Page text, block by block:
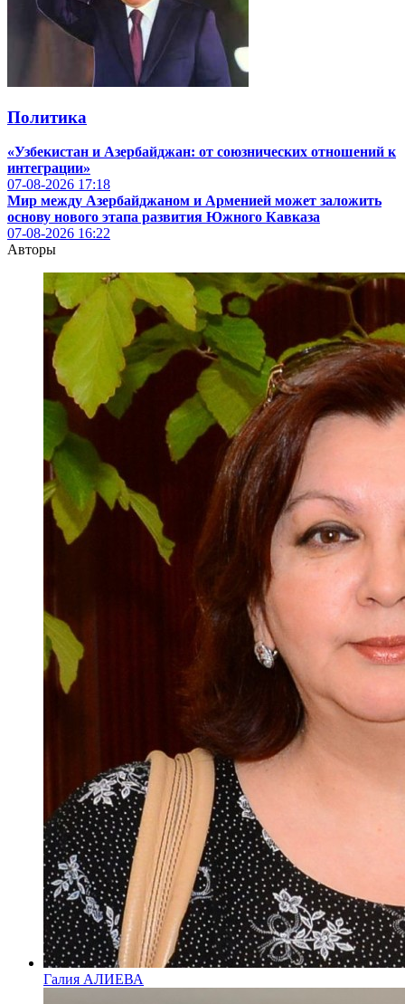
Политика
«Узбекистан и Азербайджан: от союзнических отношений к
интеграции»
07-08-2026 17:18
Мир между Азербайджаном и Арменией может заложить
основу нового этапа развития Южного Кавказа
07-08-2026 16:22
Авторы
Галия АЛИЕВА